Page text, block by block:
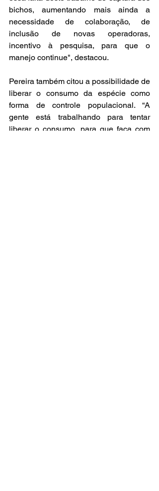
bichos, aumentando mais ainda a
necessidade de colaboração, de
inclusão de novas operadoras,
incentivo à pesquisa, para que o
manejo continue", destacou.
Pereira também citou a possibilidade de
liberar o consumo da espécie como
forma de controle populacional. “A
gente está trabalhando para tentar
liberar o consumo, para que faça com